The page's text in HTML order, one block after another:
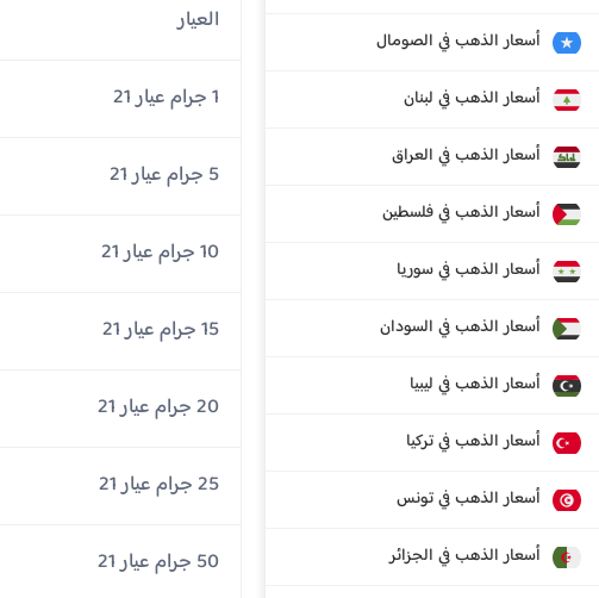
أسعار الذهب في الصومال
أسعار الذهب في لبنان
أسعار الذهب في العراق
أسعار الذهب في فلسطين
أسعار الذهب في سوريا
أسعار الذهب في السودان
أسعار الذهب في ليبيا
أسعار الذهب في تركيا
أسعار الذهب في تونس
أسعار الذهب في الجزائر
العيار
1 جرام عيار 21
5 جرام عيار 21
10 جرام عيار 21
15 جرام عيار 21
20 جرام عيار 21
25 جرام عيار 21
50 جرام عيار 21